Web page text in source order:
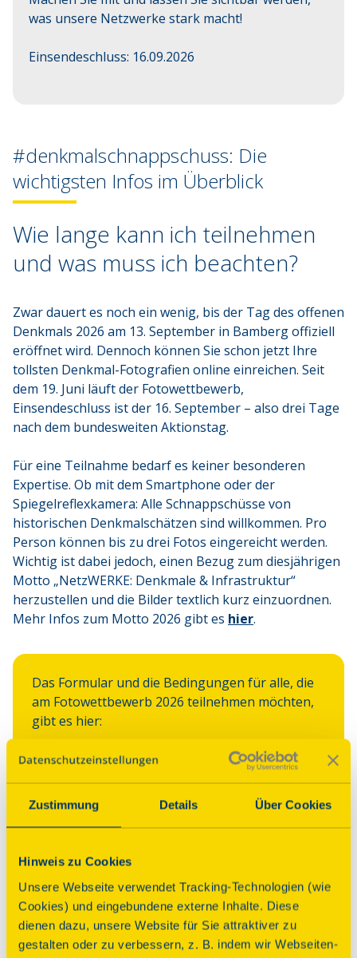
Zustimmung Details Über Cookies
Hinweis zu Cookies
Unsere Webseite verwendet Tracking-Technologien (wie
Cookies) und eingebundene externe Inhalte. Diese
dienen dazu, unsere Website für Sie attraktiver zu
gestalten oder zu verbessern, z. B. indem wir Webseiten-
was unsere Netzwerke stark macht!
Einsendeschluss: 16.09.2026
#denkmalschnappschuss: Die
wichtigsten Infos im Überblick
Wie lange kann ich teilnehmen
und was muss ich beachten?
Zwar dauert es noch ein wenig, bis der Tag des offenen
Denkmals 2026 am 13. September in Bamberg offiziell
eröffnet wird. Dennoch können Sie schon jetzt Ihre
tollsten Denkmal-Fotografien online einreichen. Seit
dem 19. Juni läuft der Fotowettbewerb,
Einsendeschluss ist der 16. September – also drei Tage
nach dem bundesweiten Aktionstag.
Für eine Teilnahme bedarf es keiner besonderen
Expertise. Ob mit dem Smartphone oder der
Spiegelreflexkamera: Alle Schnappschüsse von
historischen Denkmalschätzen sind willkommen. Pro
Person können bis zu drei Fotos eingereicht werden.
Wichtig ist dabei jedoch, einen Bezug zum diesjährigen
Motto „NetzWERKE: Denkmale & Infrastruktur“
herzustellen und die Bilder textlich kurz einzuordnen.
Mehr Infos zum Motto 2026 gibt es hier.
Das Formular und die Bedingungen für alle, die
am Fotowettbewerb 2026 teilnehmen möchten,
gibt es hier:
Jetzt teilnehmen
Welche Preise gibt es zu gewinnen?
Die Fotos der ersten drei Plätze werden in der
November-Ausgabe der MONUMENTE, dem